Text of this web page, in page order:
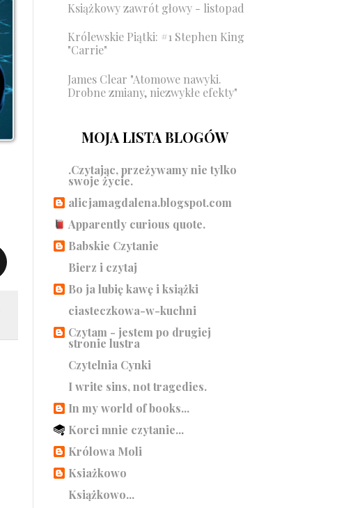
Książkowy zawrót głowy - listopad
Królewskie Piątki: #1 Stephen King
"Carrie"
James Clear "Atomowe nawyki.
Drobne zmiany, niezwykłe efekty"
MOJA LISTA BLOGÓW
.Czytając, przeżywamy nie tylko
swoje życie.
alicjamagdalena.blogspot.com
Apparently curious quote.
Babskie Czytanie
Bierz i czytaj
Bo ja lubię kawę i książki
ciasteczkowa-w-kuchni
Czytam - jestem po drugiej
stronie lustra
Czytelnia Cynki
I write sins, not tragedies.
In my world of books...
Korci mnie czytanie...
Królowa Moli
Ksiażkowo
Książkowo...